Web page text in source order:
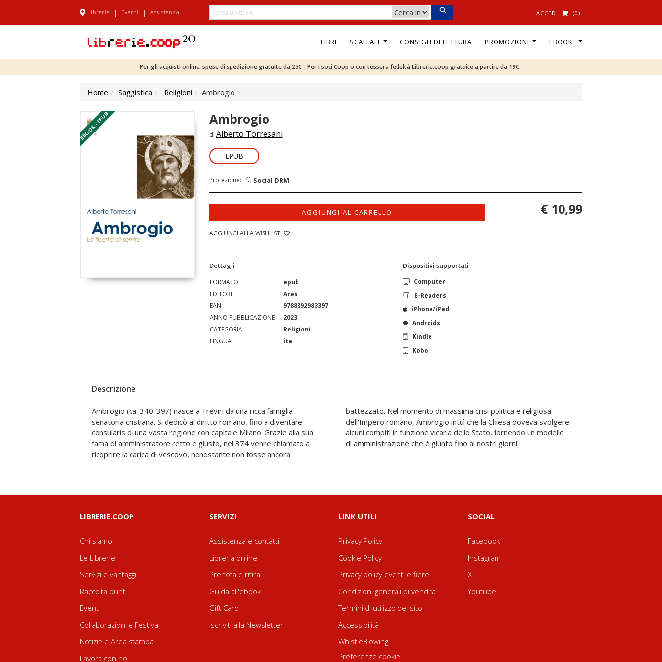
Librerie | Eventi | Assistenza ACCEDI (0)
LIBRI SCAFFALI CONSIGLI DI LETTURA PROMOZIONI EBOOK
Per gli acquisti online: spese di spedizione gratuite da 25€ - Per i soci Coop o con tessera fedeltà Librerie.coop gratuite a partire da 19€.
Home Saggistica Religioni Ambrogio
EBOOK - EPUB Ambrogio
di Alberto Torresani
EPUB
Protezione: Social DRM
AGGIUNGI AL CARRELLO
AGGIUNGI ALLA WISHLIST
€ 10,99
Dettagli
FORMATO
epub
EDITORE
Ares
EAN
9788892983397
ANNO PUBBLICAZIONE
2023
CATEGORIA
Religioni
LINGUA
ita
Dispositivi supportati
Computer
E-Readers
iPhone/iPad
Androids
Kindle
Kobo
Descrizione
Ambrogio (ca. 340-397) nasce a Treviri da una ricca famiglia
senatoria cristiana. Si dedicò al diritto romano, fino a diventare
consularis di una vasta regione con capitale Milano. Grazie alla sua
fama di amministratore retto e giusto, nel 374 venne chiamato a
ricoprire la carica di vescovo, nonostante non fosse ancora
battezzato. Nel momento di massima crisi politica e religiosa
dell'Impero romano, Ambrogio intuì che la Chiesa doveva svolgere
alcuni compiti in funzione vicaria dello Stato, fornendo un modello
di amministrazione che è giunto fino ai nostri giorni.
LIBRERIE.COOP
Chi siamo
Le Librerie
Servizi e vantaggi
Raccolta punti
Eventi
Collaborazioni e Festival
Notizie e Area stampa
Lavora con noi
SERVIZI
Assistenza e contatti
Libreria online
Prenota e ritira
Guida all'ebook
Gift Card
Iscriviti alla Newsletter
LINK UTILI
Privacy Policy
Cookie Policy
Privacy policy eventi e fiere
Condizioni generali di vendita
Termini di utilizzo del sito
Accessibilità
WhistleBlowing
Preferenze cookie
SOCIAL
Facebook
Instagram
X
Youtube